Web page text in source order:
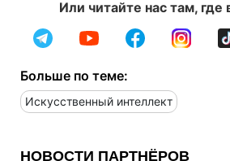
Или читайте нас там, где
Больше по теме:
Искусственный интеллект